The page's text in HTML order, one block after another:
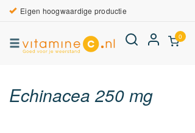
Eigen hoogwaardige productie
0
Echinacea 250 mg